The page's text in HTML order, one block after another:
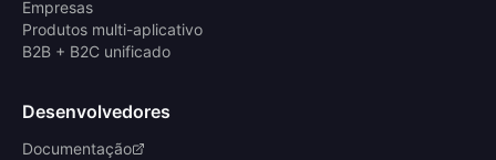
Empresas
Produtos multi-aplicativo
B2B + B2C unificado
Desenvolvedores
Documentação